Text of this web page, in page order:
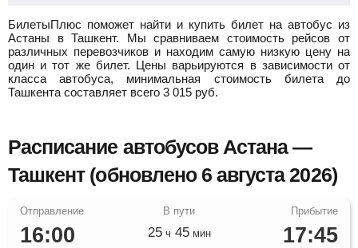
БилетыПлюс поможет найти и купить билет на автобус из
Астаны в Ташкент.
Мы сравниваем стоимость рейсов от
различных перевозчиков и находим самую низкую цену на
один и тот же билет. Цены варьируются в зависимости от
класса автобуса, минимальная стоимость билета до
Ташкента составляет всего 3 015 руб.
Расписание автобусов Астана —
Ташкент (обновлено 6 августа 2026)
16:00 17:45
25ч 45мин